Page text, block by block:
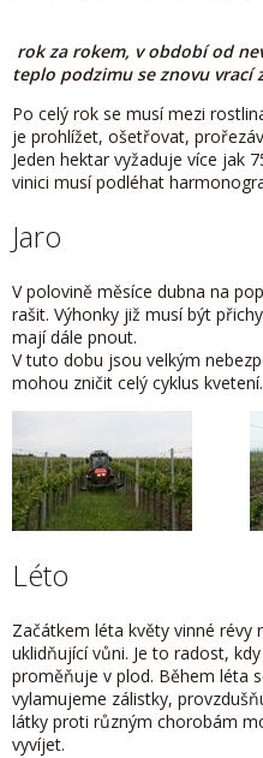
rok za rokem, v období od
teplo podzimu se znovu vrací
Po celý rok se musí mezi
je prohlížet, ošetřovat,
Jeden hektar vyžaduje více jak
vinici musí podléhat
Jaro
V polovině měsíce dubna na
rašit. Výhonky již musí být
mají dále pnout.
V tuto dobu jsou velkým
mohou zničit celý cyklus kvetení.
Léto
Začátkem léta květy vinné révy
uklidňující vůni. Je to radost,
proměňuje v plod. Během léta
vylamujeme zálistky,
látky proti různým chorobám
vyvíjet.